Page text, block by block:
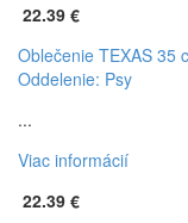
22.39 €
Oblečenie TEXAS 35
Oddelenie: Psy
...
Viac informácií
22.39 €